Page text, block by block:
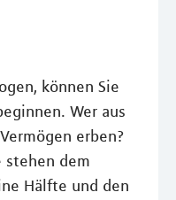
können Sie
Wer aus
erben?
stehen dem
Hälfte und den